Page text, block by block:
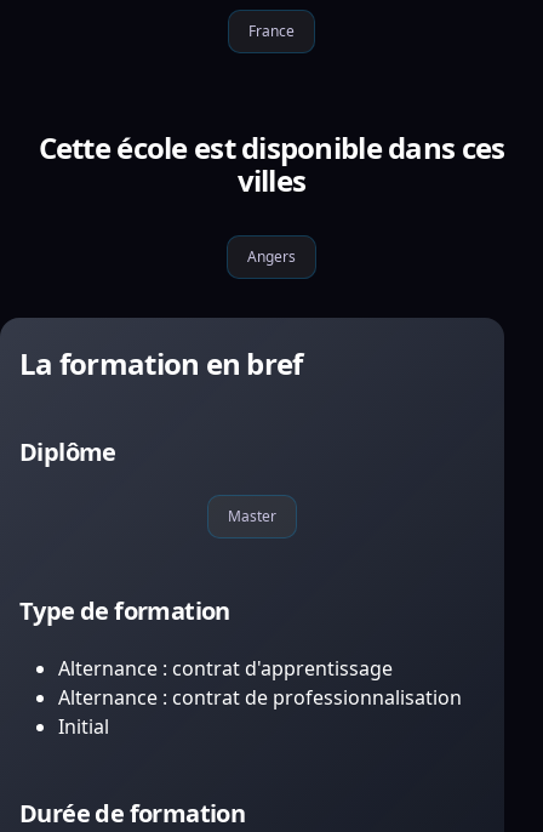
France
Cette école est disponible dans ces
villes
Angers
La formation en bref
Diplôme
Master
Type de formation
Alternance : contrat d'apprentissage
Alternance : contrat de professionnalisation
Initial
Durée de formation